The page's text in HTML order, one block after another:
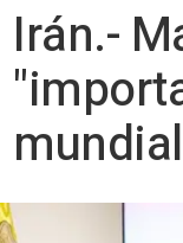
Irán.-
mundial